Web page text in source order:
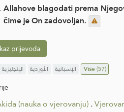
Allahove blagodati prema
čime je On zadovoljan.
prijevoda
الإنجليزية الأوردية الإسبانية Više(57)
(nauka o vjerovanju).